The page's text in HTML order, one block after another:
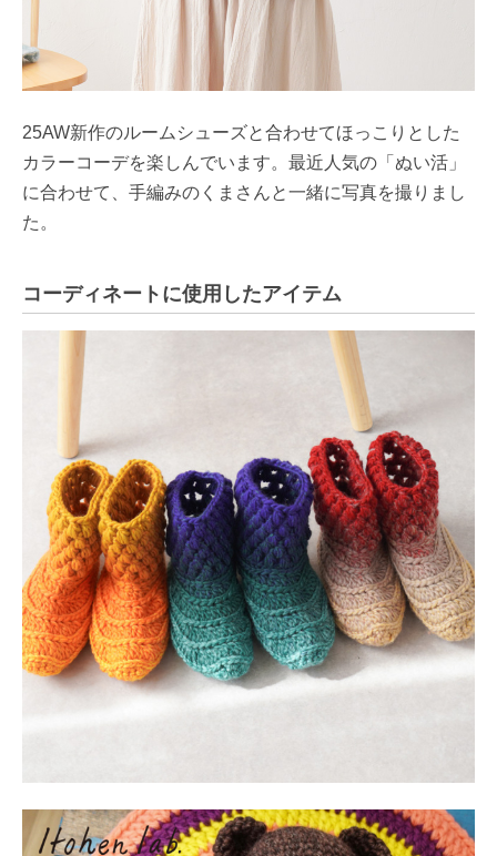
25AW新作のルームシューズと合わせてほっこりとした
カラーコーデを楽しんでいます。最近人気の「ぬい活」
に合わせて、手編みのくまさんと一緒に写真を撮りまし
た。
コーディネートに使用したアイテム